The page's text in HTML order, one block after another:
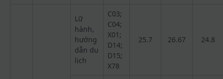
Lữ
hành,
hướng
dẫn du
lịch
C03;
C04;
X01;
D14;
D15;
X78
25.7 26.67 24.8